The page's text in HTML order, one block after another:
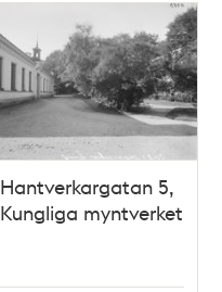
Hantverkargatan 5,
Kungliga myntverket